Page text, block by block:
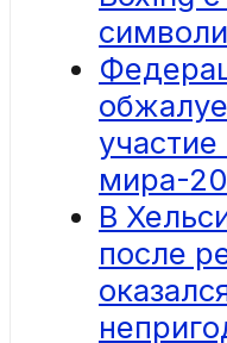
мира-
В
после